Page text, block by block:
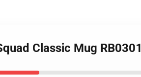
Classic Mug RB0301